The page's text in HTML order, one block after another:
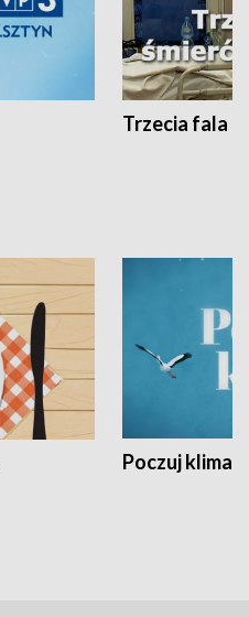
Trzecia fala -
Poczuj klimat